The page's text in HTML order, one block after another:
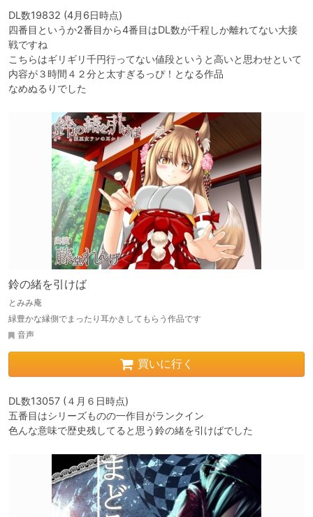
DL数19832 (4月6日時点)
四番目というか2番目から4番目はDL数が千程しか離れてない大接
戦ですね
こちらはギリギリ千円行ってない値段というと高いと思わせといて
内容が３時間４２分と太すぎるっぴ！となる作品
なめぬるりでした
鈴の緒を引けば
とみみ庵
緑豊かな縁側でまったり耳かきしてもらう作品です
音声
買いに行く
DL数13057 (４月６日時点)
五番目はシリーズものの一作目がランクイン
色んな意味で歴史残してると思う鈴の緒を引けばでした